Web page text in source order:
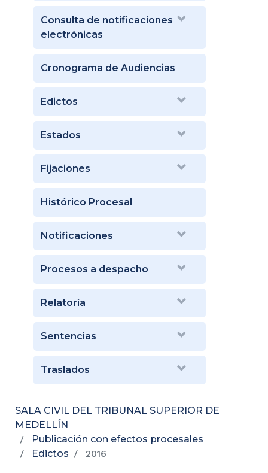
Consulta de notificaciones
electrónicas
Cronograma de Audiencias
Edictos
Estados
Fijaciones
Histórico Procesal
Notificaciones
Procesos a despacho
Relatoría
Sentencias
Traslados
SALA CIVIL DEL TRIBUNAL SUPERIOR DE
MEDELLÍN
Publicación con efectos procesales
Edictos
2016